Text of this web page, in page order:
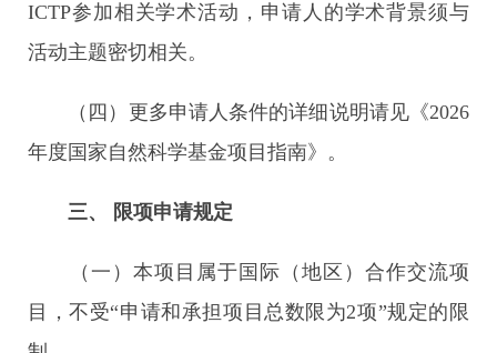
ICTP参加相关学术活动，申请人的学术背景须与
活动主题密切相关。
（四）更多申请人条件的详细说明请见《2026
年度国家自然科学基金项目指南》。
三、 限项申请规定
（一）本项目属于国际（地区）合作交流项
目，不受“申请和承担项目总数限为2项”规定的限